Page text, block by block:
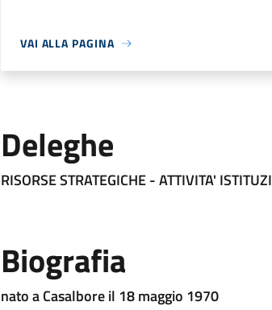
VAI ALLA PAGINA
Deleghe
RISORSE STRATEGICHE - ATTIVITA'
Biografia
nato a Casalbore il 18 maggio 1970